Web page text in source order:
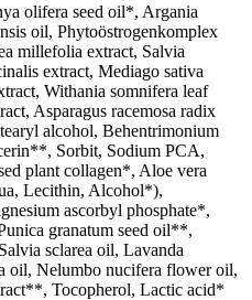
olifera seed oil*, Argania
oil, Phytoöstrogenkomplex
millefolia extract, Salvia
extract, Mediago sativa
Withania somnifera leaf
Asparagus racemosa radix
alcohol, Behentrimonium
Sorbit, Sodium PCA,
plant collagen*, Aloe vera
Lecithin, Alcohol*),
ascorbyl phosphate*,
granatum seed oil**,
sclarea oil, Lavanda
oil, Nelumbo nucifera flower oil,
Tocopherol, Lactic acid*